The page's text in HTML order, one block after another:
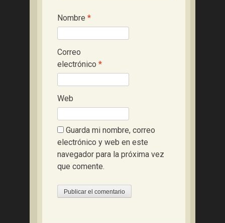
Nombre *
Correo
electrónico *
Web
Guarda mi nombre, correo
electrónico y web en este
navegador para la próxima vez
que comente.